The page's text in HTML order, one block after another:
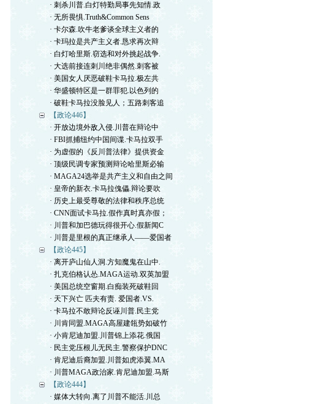
· 刺杀川普.白灯特勤局事先知情.政
· 无所畏惧.Truth&Common Sens
· 卡尔森.吹牛老爹谈全球主义者的
· 卡玛拉是共产主义者.恳求再次辩
· 白灯哈里斯.窃选和对外挑起战争.
· 大选前接连刺川绝非偶然.刺客被
· 美国女人厌恶破鞋卡马拉.极左共
· 华盛顿特区是一群罪犯.以色列的
· 破鞋卡马拉没脸见人；五路刺客追
【政论446】
· 开放边境外敌入侵.川普在辩论中
· FBI抓捕纽约中国间谍.卡马拉双手
· 为虚假的《反川普法律》提供资金
· 顶级民调专家预测辩论哈里斯必输
· MAGA24选举是共产主义和自由之间
· 皇帝的新衣.卡马拉傀儡.辩论要吹
· 历史上最受尊敬的法律和秩序总统
· CNN面试卡马拉.假作真时真亦假；
· 川普和加巴德玩得很开心.假新闻C
· 川普是里根的真正继承人——爱国者
【政论445】
· 离开庐山仙人洞.方知魔鬼在山中.
· 扎克伯格认怂.MAGA运动.双英加盟
· 美国总统空窗期.白痴装死破鞋回
· 天下兴亡 匹夫有责. 爱国者.VS.
· 卡马拉不敢辩论反诬川普.民主党
· 川肯同盟.MAGA高屋建瓴势如破竹
· 小肯尼迪加盟.川普锦上添花.俄国
· 民主党压根儿无民主.警察保护DNC
· 肯尼迪后裔加盟.川普如虎添翼.MA
· 川普MAGA政治家.肯尼迪加盟.马斯
【政论444】
· 媒体大转向.离了川普不能活.川总